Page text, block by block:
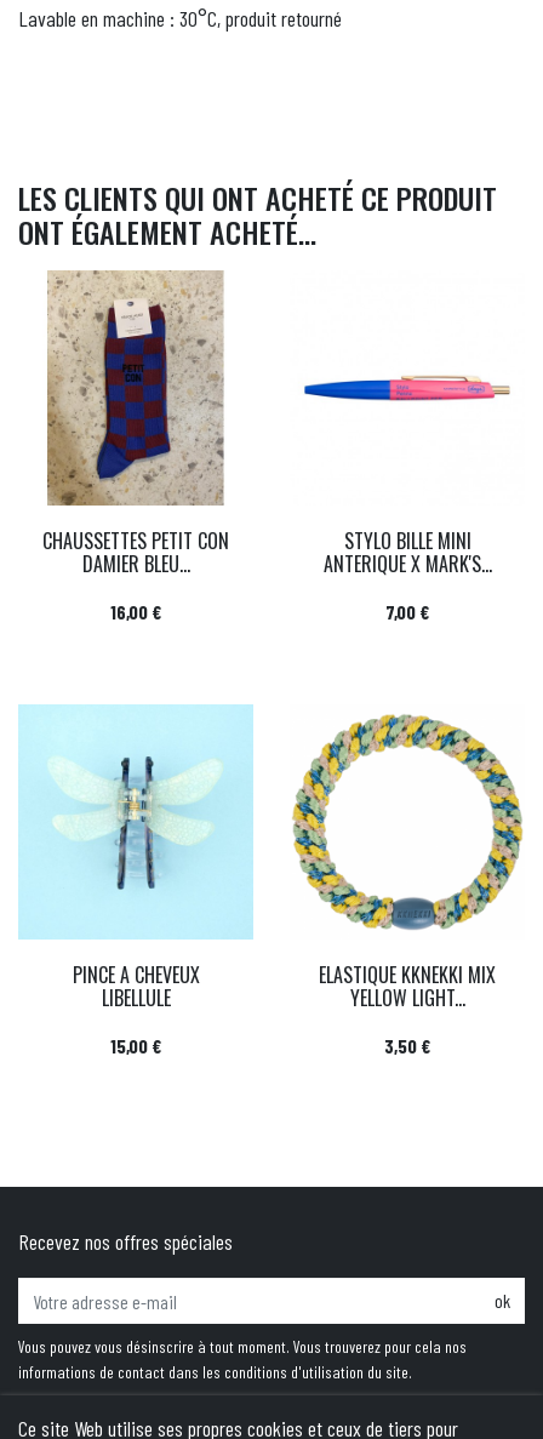
Lavable en machine : 30°C, produit retourné
LES CLIENTS QUI ONT ACHETÉ CE PRODUIT
ONT ÉGALEMENT ACHETÉ...
CHAUSSETTES PETIT CON
DAMIER BLEU...
Prix
16,00 €
STYLO BILLE MINI
ANTERIQUE X MARK'S...
Prix
7,00 €
PINCE A CHEVEUX
LIBELLULE
Prix
15,00 €
ELASTIQUE KKNEKKI MIX
YELLOW LIGHT...
Prix
3,50 €
Recevez nos offres spéciales
ok
Vous pouvez vous désinscrire à tout moment. Vous trouverez pour cela nos
informations de contact dans les conditions d'utilisation du site.
Ce site Web utilise ses propres cookies et ceux de tiers pour